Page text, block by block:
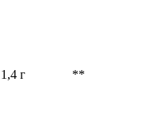
1,4 г **